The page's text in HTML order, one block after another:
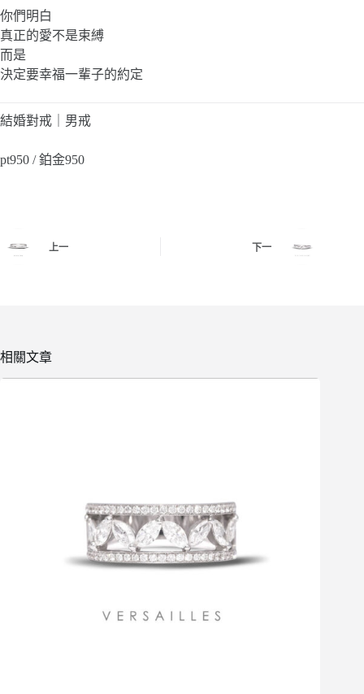
你們明白
真正的愛不是束縛
而是
決定要幸福一輩子的約定
結婚對戒｜男戒
pt950 / 鉑金950
上一 下一
相關文章